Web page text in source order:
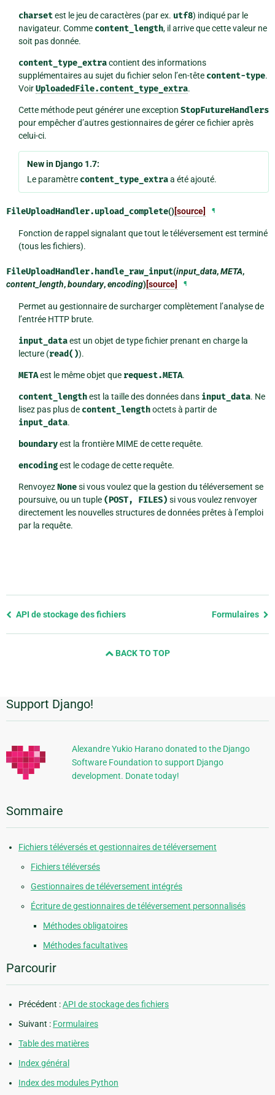
charsetest le jeu de caractères (par ex. utf8) indiqué par le
navigateur. Comme content_length, il arrive que cette valeur ne
soit pas donnée.
content_type_extracontient des informations
supplémentaires au sujet du fichier selon l’en-tête content-type.
VoirUploadedFile.content_type_extra.
Cette méthode peut générer une exception StopFutureHandlers
pour empêcher d’autres gestionnaires de gérer ce fichier après
celui-ci.
New in Django 1.7:
Le paramètre content_type_extraa été ajouté.
FileUploadHandler.upload_complete()[source] ¶
Fonction de rappel signalant que tout le téléversement est terminé
(tous les fichiers).
FileUploadHandler.handle_raw_input(input_data,META,
content_length,boundary,encoding)[source] ¶
Permet au gestionnaire de surcharger complètement l’analyse de
l’entrée HTTP brute.
input_dataest un objet de type fichier prenant en charge la
lecture (read()).
METAest le même objet que request.META.
content_lengthest la taille des données dans input_data. Ne
lisez pas plus de content_lengthoctets à partir de
input_data.
boundaryest la frontière MIME de cette requête.
encodingest le codage de cette requête.
RenvoyezNonesi vous voulez que la gestion du téléversement se
poursuive, ou un tuple (POST, FILES) si vous voulez renvoyer
directement les nouvelles structures de données prêtes à l’emploi
par la requête.
Previous
API de stockage des fichiers Formulaires
BACK TO TOP
Informations
supplémentaires
Support Django!
Alexandre Yukio Harano donated to the Django
Software Foundation to support Django
development. Donate today!
Sommaire
Fichiers téléversés et gestionnaires de téléversement
Fichiers téléversés
Gestionnaires de téléversement intégrés
Écriture de gestionnaires de téléversement personnalisés
Méthodes obligatoires
Méthodes facultatives
Parcourir
Précédent :API de stockage des fichiers
Suivant : Formulaires
Table des matières
Index général
Index des modules Python